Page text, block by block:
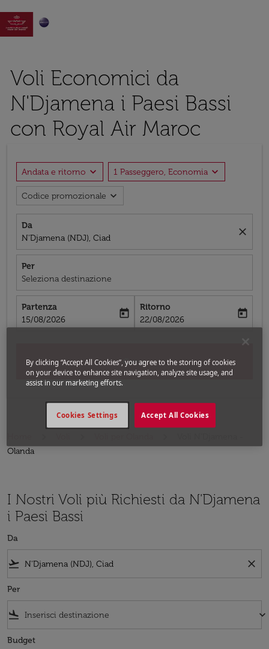

Voli Economici da
N'Djamena i Paesi Bassi
con Royal Air Maroc
Andata e ritorno expand_more 1 Passeggero, Economia expand_more
Codice promozionale expand_more
Da
N'Djamena (NDJ), Ciad
close
Per
Seleziona destinazione
Partenza
fc-booking-departure-date-aria-label
15/08/2026
today
Ritorno
fc-booking-return-date-aria-label
22/08/2026
today
Cerca
Olanda
I Nostri Voli più Richiesti da N'Djamena
i Paesi Bassi
Da
flight_takeoff close
Per
flight_land keyboard_arrow_down
Budget
By clicking “Accept All Cookies”, you agree to the storing of cookies
on your device to enhance site navigation, analyze site usage, and
assist in our marketing efforts.
Accept All Cookies
Cookies Settings